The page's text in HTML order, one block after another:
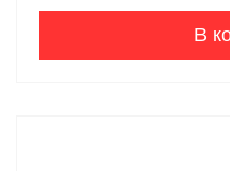
В